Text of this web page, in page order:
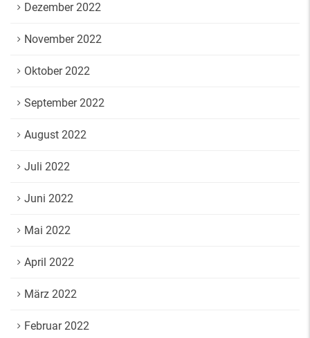
Dezember 2022
November 2022
Oktober 2022
September 2022
August 2022
Juli 2022
Juni 2022
Mai 2022
April 2022
März 2022
Februar 2022